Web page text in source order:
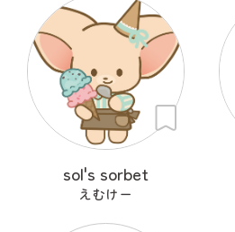
sol's sorbet
えむけー